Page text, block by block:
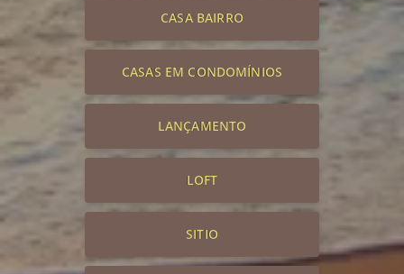
CASA BAIRRO
CASAS EM CONDOMÍNIOS
LANÇAMENTO
LOFT
SITIO